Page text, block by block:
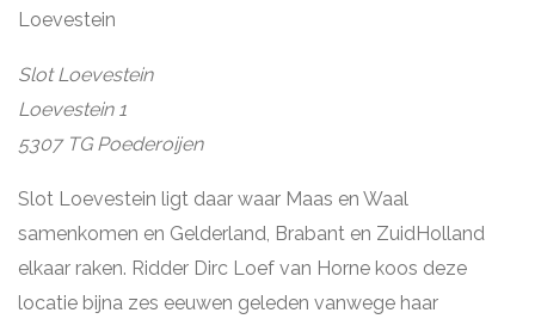
Loevestein
Slot Loevestein
Loevestein 1
5307 TG Poederoijen
Slot Loevestein ligt daar waar Maas en Waal
samenkomen en Gelderland, Brabant en ZuidHolland
elkaar raken. Ridder Dirc Loef van Horne koos deze
locatie bijna zes eeuwen geleden vanwege haar